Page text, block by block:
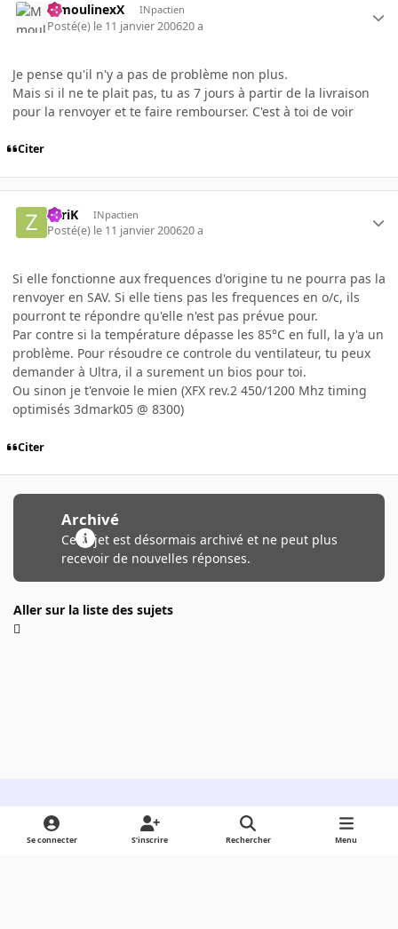
MmoulinexX INpactien
Posté(e) le 11 janvier 200620 a
Je pense qu'il n'y a pas de problème non plus.
Mais si il ne te plait pas, tu as 7 jours à partir de la livraison
pour la renvoyer et te faire rembourser. C'est à toi de voir
Citer
ZyriK INpactien
Posté(e) le 11 janvier 200620 a
Si elle fonctionne aux frequences d'origine tu ne pourra pas la
renvoyer en SAV. Si elle tiens pas les frequences en o/c, ils
pourront te répondre qu'elle n'est pas prévue pour.
Par contre si la température dépasse les 85°C en full, la y'a un
problème. Pour résoudre ce controle du ventilateur, tu peux
demander à Ultra, il a surement un bios pour toi.
Ou sinon je t'envoie le mien (XFX rev.2 450/1200 Mhz timing
optimisés 3dmark05 @ 8300)
Citer
Archivé
Ce sujet est désormais archivé et ne peut plus
recevoir de nouvelles réponses.
Aller sur la liste des sujets
Light ModeDark ModeSystem Preference
Se connecter S’inscrire Rechercher Menu